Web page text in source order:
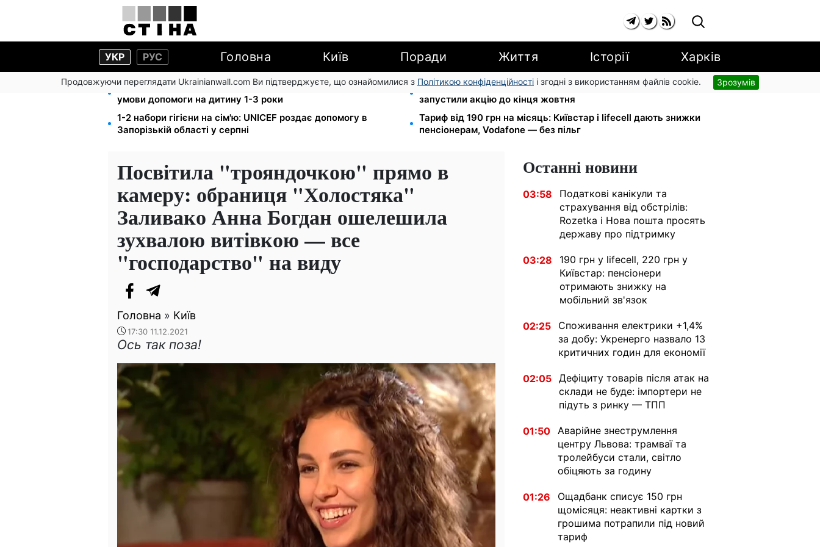
УКР РУС Головна Київ Поради Життя Історії Харків
Продовжуючи переглядати Ukrainianwall.com Ви підтверджуєте, що ознайомилися з Політикою конфіденційності і згодні з використанням файлів cookie. Зрозумів
Працюєте повний день — отримуйте єЯсла: ПФУ пояснив
умови допомоги на дитину 1-3 роки
Кешбек до 40% на Netflix та YouTube: Ощадбанк і Mastercard
запустили акцію до кінця жовтня
1-2 набори гігієни на сім'ю: UNICEF роздає допомогу в
Запорізькій області у серпні
Тариф від 190 грн на місяць: Київстар і lifecell дають знижки
пенсіонерам, Vodafone — без пільг
Посвітила "трояндочкою" прямо в
камеру: обраниця "Холостяка"
Заливако Анна Богдан ошелешила
зухвалою витівкою — все
"господарство" на виду
Головна » Київ
17:30 11.12.2021
Ось так поза!
Останні новини
03:58
Податкові канікули та
страхування від обстрілів:
Rozetka і Нова пошта просять
державу про підтримку
03:28
190 грн у lifecell, 220 грн у
Київстар: пенсіонери
отримають знижку на
мобільний зв'язок
02:25
Споживання електрики +1,4%
за добу: Укренерго назвало 13
критичних годин для економії
02:05 Дефіциту товарів після атак на
склади не буде: імпортери не
підуть з ринку — ТПП
01:50 Аварійне знеструмлення
центру Львова: трамваї та
тролейбуси стали, світло
обіцяють за годину
01:26
Ощадбанк списує 150 грн
щомісяця: неактивні картки з
грошима потрапили під новий
тариф